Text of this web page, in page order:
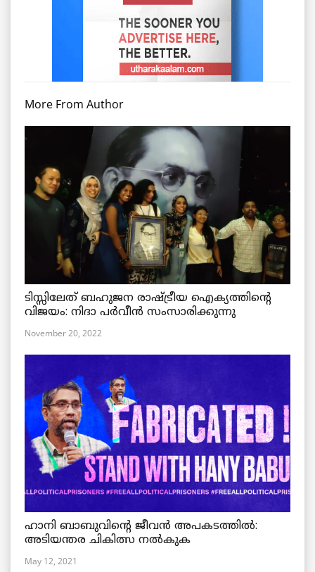
More From Author
ടിസ്സിലേത് ബഹുജന രാഷ്ട്രീയ ഐക്യത്തിന്റെ
വിജയം: നിദാ പർവീൻ സംസാരിക്കുന്നു
November 20, 2022
ഹാനി ബാബുവിന്റെ ജീവൻ അപകടത്തിൽ:
അടിയന്തര ചികിത്സ നൽകുക
May 12, 2021